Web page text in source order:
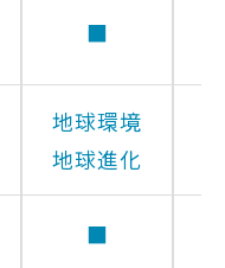
■
地球環境
地球進化
■